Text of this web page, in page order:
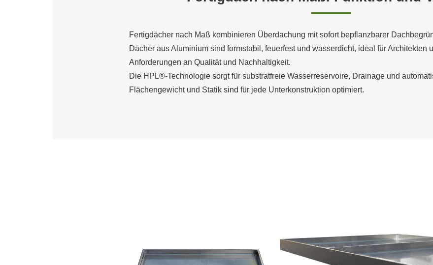
Sicht- & Schallschutzwände
Fertigdächer nach Maß kombinieren Überdachung mit sofort bepflanzbarer
Dächer aus Aluminium sind formstabil, feuerfest und wasserdicht, ideal für Architekten
Anforderungen an Qualität und Nachhaltigkeit.
Die HPL®-Technologie sorgt für substratfreie Wasserreservoire, Drainage und
Flächengewicht und Statik sind für jede Unterkonstruktion optimiert.